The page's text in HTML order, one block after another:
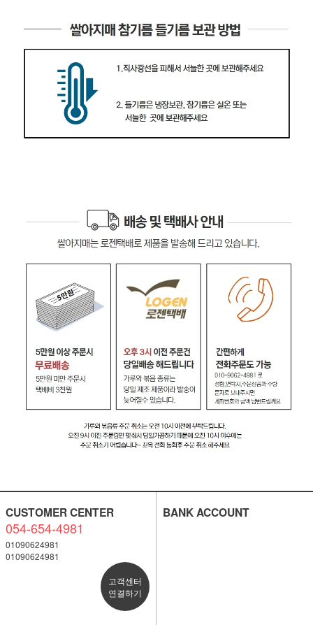
CUSTOMER CENTER
054-654-4981
01090624981
01090624981
고객센터
연결하기
BANK ACCOUNT